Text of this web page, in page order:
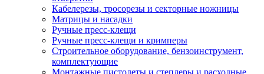
Кабелерезы, тросорезы и секторные ножницы
Матрицы и насадки
Ручные пресс-клещи
Ручные пресс-клещи и кримперы
Строительное оборудование, бензоинструмент,
комплектующие
Монтажные пистолеты и степлеры и расходные